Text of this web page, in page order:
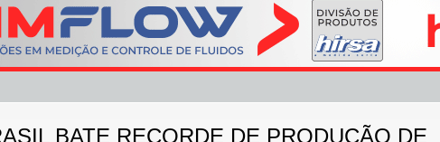
BATE RECORDE DE PRODUÇÃO DE